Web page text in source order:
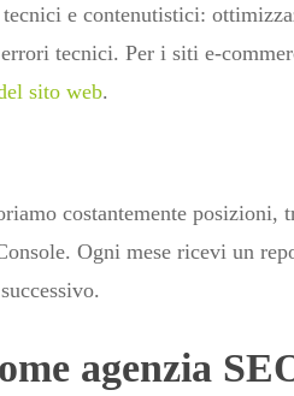
e contenutistici:
tecnici. Per i siti e-
sito web.
costantemente posizioni,
Ogni mese ricevi un
agenzia